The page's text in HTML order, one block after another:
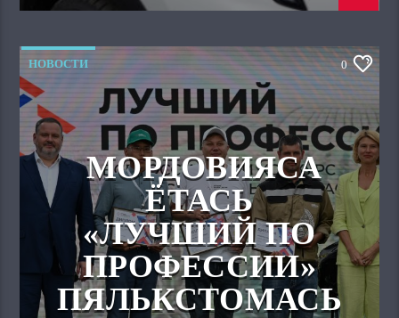
НОВОСТИ 0
МОРДОВИЯСА
ЁТАСЬ
«ЛУЧШИЙ ПО
ПРОФЕССИИ»
ПЯЛЬКСТОМАСЬ